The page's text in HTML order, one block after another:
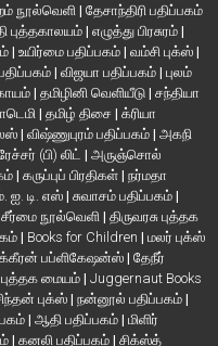
நூல்வெளி | தேசாந்திரி பதிப்பகம்
புத்தகாலயம்| எழுத்து பிரசுரம் |
| உயிர்மை பதிப்பகம் | வம்சி புக்ஸ் |
| விஜயா பதிப்பகம் | புலம்
| தமிழினி வெளியீடு | சந்தியா
| தமிழ் திசை | க்ரியா
| விஷ்ணுபுரம் பதிப்பகம் | அகநி
(பி) லிட் | அருஞ்சொல்
| கருப்புப் பிரதிகள் | நர்மதா
ஐ. டி. எஸ் | சுவாசம் பதிப்பகம் |
சீர்மை நூல்வெளி | திருவரசு புத்தக
| Books for Children | மலர் புக்ஸ்
பப்ளிகேஷன்ஸ் | தேநீர்
மையம் | Juggernaut Books
புக்ஸ் | நன்னூல் பதிப்பகம் |
| ஆதி பதிப்பகம் | மிளிர்
| கனலி பதிப்பகம் | சிக்ஸ்த்